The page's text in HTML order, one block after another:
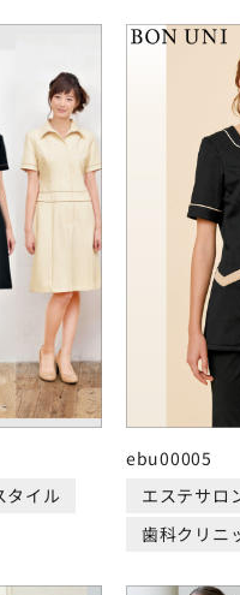
タイル
ebu00005
エステサロ
歯科クリニ